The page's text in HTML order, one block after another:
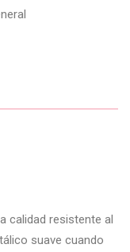
calidad resistente al
suave cuando